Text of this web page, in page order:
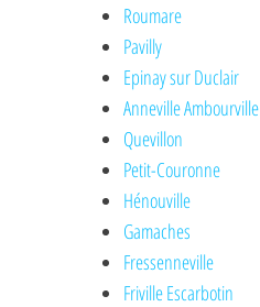
Roumare
Pavilly
Epinay sur Duclair
Anneville Ambourville
Quevillon
Petit-Couronne
Hénouville
Gamaches
Fressenneville
Friville Escarbotin